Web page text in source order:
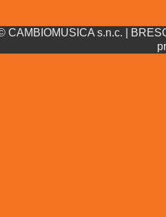
CAMBIOMUSICA s.n.c. |